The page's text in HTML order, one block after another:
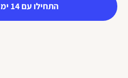
התחילו עם 14 ימי ניסיון